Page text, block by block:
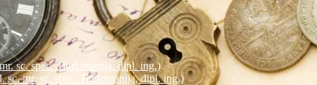
sc. spec. Titulomanija, dipl. ing.)
mr. sc. spec. Titulomanija, dipl. ing.)